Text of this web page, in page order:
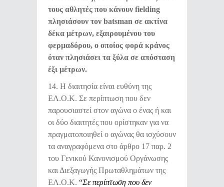
τους αθλητές που κάνουν fielding
πλησιάσουν τον batsman σε ακτίνα
δέκα μέτρων, εξαιρουμένου του
φερμαδόρου, ο οποίος φορά κράνος
όταν πλησιάσει τα ξύλα σε απόσταση
έξι μέτρων.
14. Η διαιτησία είναι ευθύνη της
ΕΛ.Ο.Κ. Σε περίπτωση που δεν
παρουσιαστεί στον αγώνα ο ένας ή και
οι δύο διαιτητές που ορίστηκαν για να
πραγματοποιηθεί ο αγώνας θα ισχύσουν
τα αναγραφόμενα στο άρθρο 17 παρ. 2
του Γενικού Κανονισμού Οργάνωσης
και Διεξαγωγής Πρωταθλημάτων της
ΕΛ.Ο.Κ. “Σε περίπτωση που δεν